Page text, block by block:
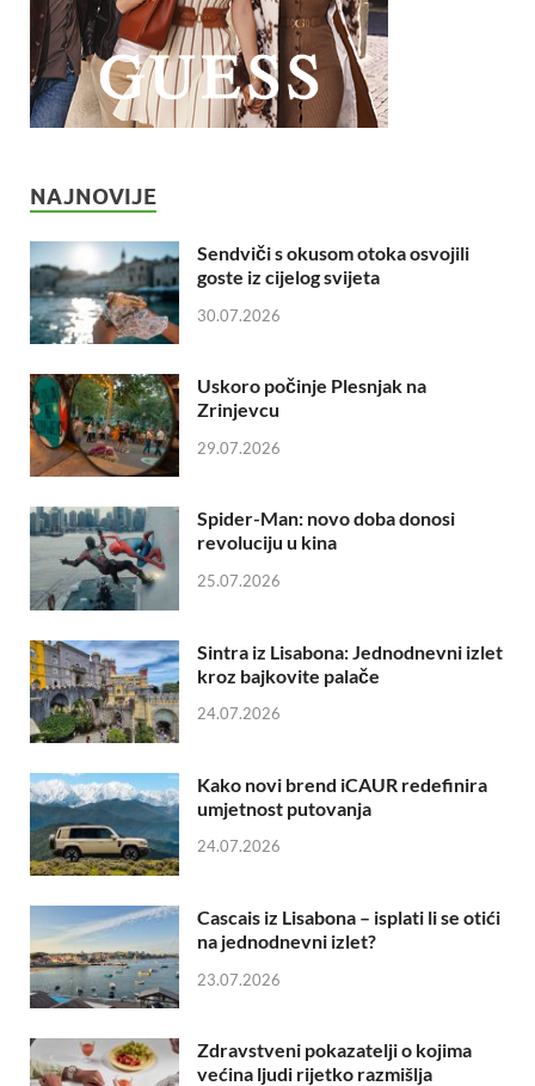
NAJNOVIJE
Sendviči s okusom otoka osvojili
goste iz cijelog svijeta
30.07.2026
Uskoro počinje Plesnjak na
Zrinjevcu
29.07.2026
Spider-Man: novo doba donosi
revoluciju u kina
25.07.2026
Sintra iz Lisabona: Jednodnevni izlet
kroz bajkovite palače
24.07.2026
Kako novi brend iCAUR redefinira
umjetnost putovanja
24.07.2026
Cascais iz Lisabona – isplati li se otići
na jednodnevni izlet?
23.07.2026
Zdravstveni pokazatelji o kojima
većina ljudi rijetko razmišlja